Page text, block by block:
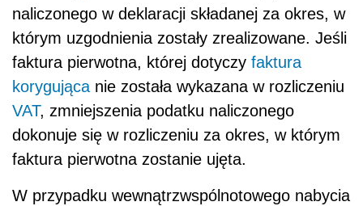
naliczonego w deklaracji składanej za okres, w
którym uzgodnienia zostały zrealizowane. Jeśli
faktura pierwotna, której dotyczy faktura
korygująca nie została wykazana w rozliczeniu
VAT, zmniejszenia podatku naliczonego
dokonuje się w rozliczeniu za okres, w którym
faktura pierwotna zostanie ujęta.
W przypadku wewnątrzwspólnotowego nabycia